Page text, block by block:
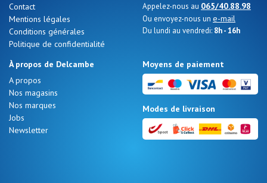
Contact
Mentions légales
Conditions générales
Politique de confidentialité
Appelez-nous au 065/40.88.98
Ou envoyez-nous un e-mail
Du lundi au vendredi: 8h - 16h
À propos de Delcambe
A propos
Nos magasins
Nos marques
Jobs
Newsletter
Moyens de paiement
Modes de livraison